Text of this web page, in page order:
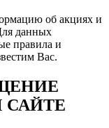
об акциях и
данных
правила и
Вас.